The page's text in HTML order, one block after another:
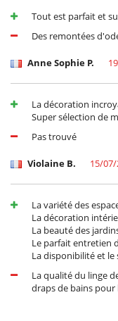
Tout est parfait et
Des remontées
Anne Sophie P.
La décoration
Super sélection de
Pas trouvé
Violaine B. 15/
La variété des
La décoration
La beauté des
Le parfait entretien
La disponibilité et
La qualité du linge
draps de bains pour